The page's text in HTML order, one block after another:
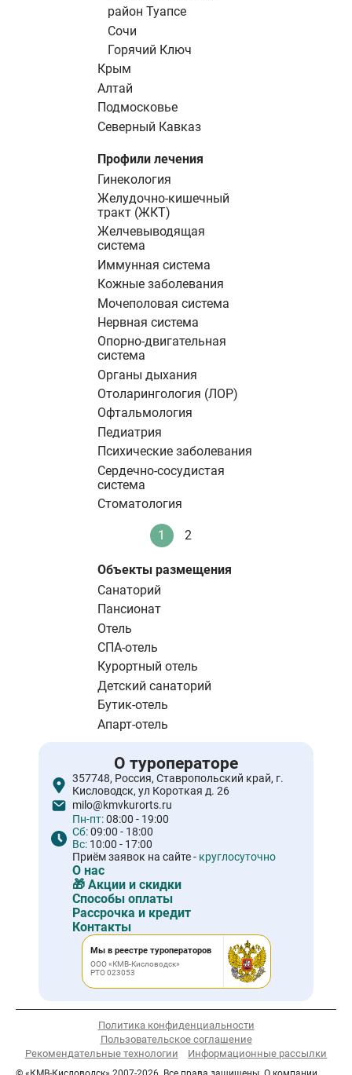
район Туапсе
Сочи
Горячий Ключ
Крым
Алтай
Подмосковье
Северный Кавказ
Профили лечения
Гинекология
Желудочно-кишечный
тракт (ЖКТ)
Желчевыводящая
система
Иммунная система
Кожные заболевания
Мочеполовая система
Нервная система
Опорно-двигательная
система
Органы дыхания
Отоларингология (ЛОР)
Офтальмология
Педиатрия
Психические заболевания
Сердечно-сосудистая
система
Стоматология
Нумерация
страниц Текущая
1 Стандартное
2
Объекты размещения
Санаторий
Пансионат
Отель
СПА-отель
Курортный отель
Детский санаторий
Бутик-отель
Апарт-отель
О туроператоре
357748, Россия, Ставропольский край, г.
Кисловодск, ул Короткая д. 26
milo@kmvkurorts.ru
Пн-пт:08:00 - 19:00
Сб:09:00 - 18:00
Вс: 10:00 - 17:00
Приём заявок на сайте - круглосуточно
О нас
🎁 Акции и скидки
Способы оплаты
Рассрочка и кредит
Контакты
Мы в реестре туроператоров
ООО «КМВ-Кисловодск»
РТО 023053
Политика конфиденциальности
Пользовательское соглашение
Рекомендательные технологии
Информационные рассылки